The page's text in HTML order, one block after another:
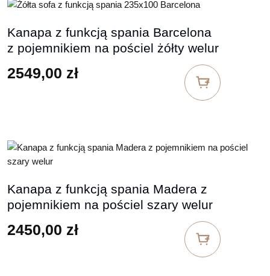
Kanapa z funkcją spania Barcelona
z pojemnikiem na pościel żółty welur
2549,00 zł
Kanapa z funkcją spania Madera z
pojemnikiem na pościel szary welur
2450,00 zł